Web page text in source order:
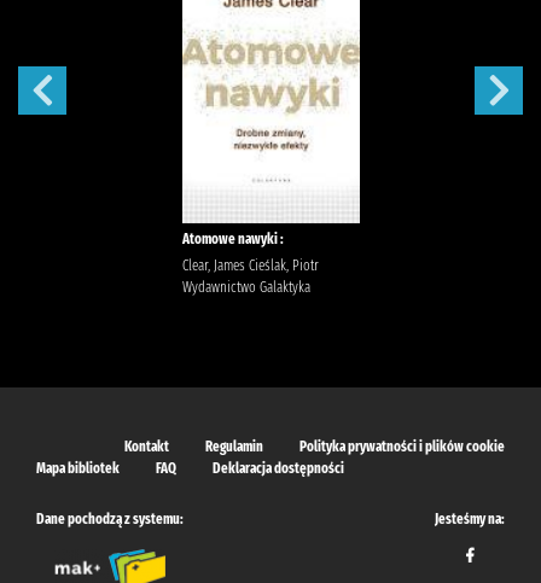
Atomowe nawyki :
Clear, James Cieślak, Piotr
Wydawnictwo Galaktyka
Kontakt Regulamin
Polityka prywatności i plików cookie
Mapa bibliotek
FAQ Deklaracja dostępności
Dane pochodzą z systemu: Jesteśmy na: